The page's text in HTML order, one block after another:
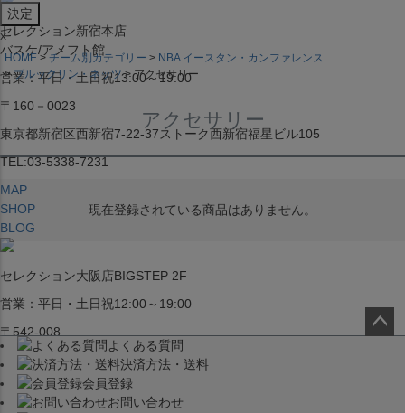
セレクション新宿本店
バスケ/アメフト館
営業：平日・土日祝13:00～19:00
〒160－0023
東京都新宿区西新宿7-22-37ストーク西新宿福星ビル105
TEL:03-5338-7231
MAP
SHOP
BLOG
セレクション大阪店BIGSTEP 2F
営業：平日・土日祝12:00～19:00
〒542-008
大阪府大阪市中央区西心斎橋1丁目6番14号
TEL:06-4708-3300
x
HOME チーム別カテゴリー
NBA イースタン・カンファレンス
ブルックリン・ネッツ
アクセサリー
アクセサリー
現在登録されている商品はありません。
よくある質問
決済方法・送料
会員登録
お問い合わせ